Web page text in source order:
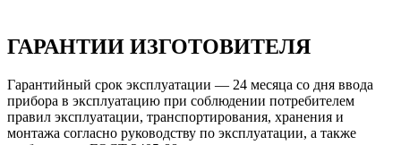
ГАРАНТИИ ИЗГОТОВИТЕЛЯ
Гарантийный срок эксплуатации — 24 месяца со дня ввода
прибора в эксплуатацию при соблюдении потребителем
правил эксплуатации, транспортирования, хранения и
монтажа согласно руководству по эксплуатации, а также